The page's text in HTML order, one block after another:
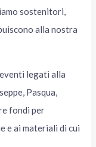
sostenitori,
alla nostra
legati alla
Pasqua,
fondi per
e ai materiali di cui